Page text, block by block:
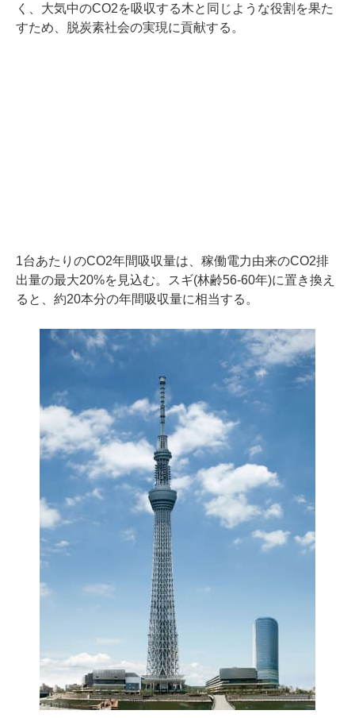
く、大気中のCO2を吸収する木と同じような役割を果た
すため、脱炭素社会の実現に貢献する。
1台あたりのCO2年間吸収量は、稼働電力由来のCO2排
出量の最大20%を見込む。スギ(林齢56-60年)に置き換え
ると、約20本分の年間吸収量に相当する。